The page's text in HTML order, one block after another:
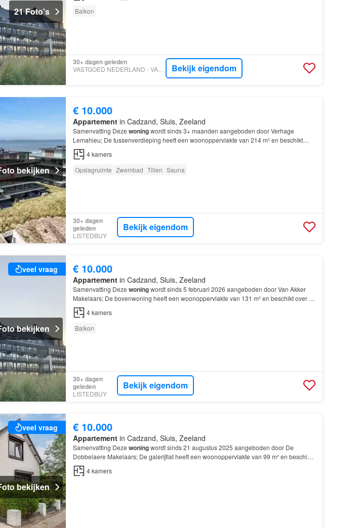
21 Foto's
Balkon
30+ dagen geleden
VASTGOED NEDERLAND - VAN AKKER MAKELAARS Bekijk eigendom
bekijken
€ 10.000
Appartementin Cadzand, Sluis, Zeeland
Samenvatting Deze woningwordt sinds 3+ maanden aangeboden door Verhage
Lemahieu; De tussenverdieping heeft een woonoppervlakte van 214 m² en beschikt
over 4 kamers, waarvan 3 slaapkamers; De
4kamers
Opslagruimte Zwembad Tillen Sauna
30+ dagen
geleden
LISTEDBUY
Bekijk eigendom
veel vraag
bekijken
€ 10.000
Appartementin Cadzand, Sluis, Zeeland
Samenvatting Deze woningwordt sinds 5 februari 2026 aangeboden door Van Akker
Makelaars; De bovenwoning heeft een woonoppervlakte van 131 m² en beschikt over 4
kamers, waarvan 3 slaapkamers; De
4kamers
Balkon
30+ dagen
geleden
LISTEDBUY
Bekijk eigendom
veel vraag
bekijken
€ 10.000
Appartementin Cadzand, Sluis, Zeeland
Samenvatting Deze woningwordt sinds 21 augustus 2025 aangeboden door De
Dobbelaere Makelaars; De galerijflat heeft een woonoppervlakte van 99 m² en beschikt
over 4 kamers, waarvan 3 slaapkamers; De
4kamers